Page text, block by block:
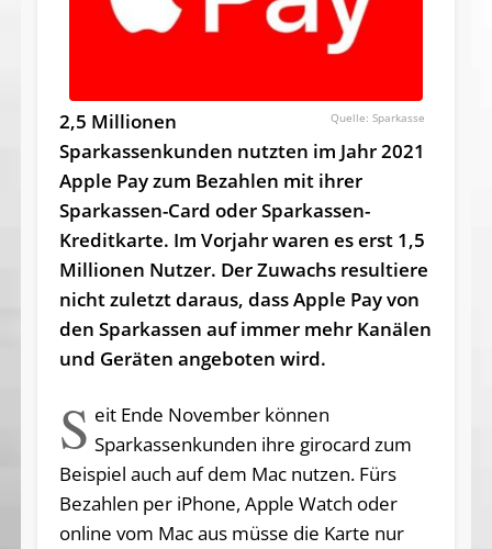
Sparkasse
2,5 Millionen
Sparkassenkunden nutzten im Jahr 2021
Apple Pay zum Bezahlen mit ihrer
Sparkassen-Card oder Sparkassen-
Kreditkarte. Im Vorjahr waren es erst 1,5
Millionen Nutzer. Der Zuwachs resultiere
nicht zuletzt daraus, dass Apple Pay von
den Sparkassen auf immer mehr Kanälen
und Geräten angeboten wird.
S eit Ende November können
Sparkassenkunden ihre girocard zum
Beispiel auch auf dem Mac nutzen. Fürs
Bezahlen per iPhone, Apple Watch oder
online vom Mac aus müsse die Karte nur